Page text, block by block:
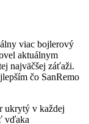
viac bojlerový
aktuálnym
najväčšej záťaži.
čo SanRemo
ukrytý v každej
vďaka